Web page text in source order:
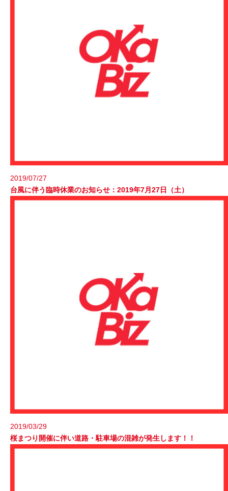
2019/07/27
台風に伴う臨時休業のお知らせ：2019年7月27日（土）
2019/03/29
桜まつり開催に伴い道路・駐車場の混雑が発生します！！